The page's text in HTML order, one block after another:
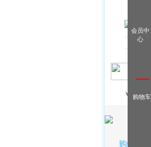
￥ /月
购物车
会员中
心
购物车